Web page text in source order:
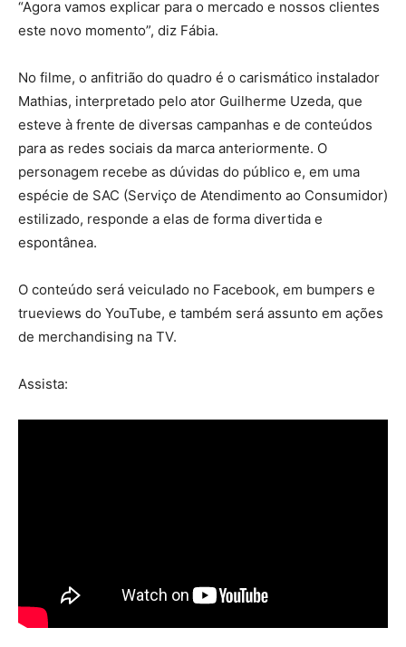
“Agora vamos explicar para o mercado e nossos clientes
este novo momento”, diz Fábia.
No filme, o anfitrião do quadro é o carismático instalador
Mathias, interpretado pelo ator Guilherme Uzeda, que
esteve à frente de diversas campanhas e de conteúdos
para as redes sociais da marca anteriormente. O
personagem recebe as dúvidas do público e, em uma
espécie de SAC (Serviço de Atendimento ao Consumidor)
estilizado, responde a elas de forma divertida e
espontânea.
O conteúdo será veiculado no Facebook, em bumpers e
trueviews do YouTube, e também será assunto em ações
de merchandising na TV.
Assista: